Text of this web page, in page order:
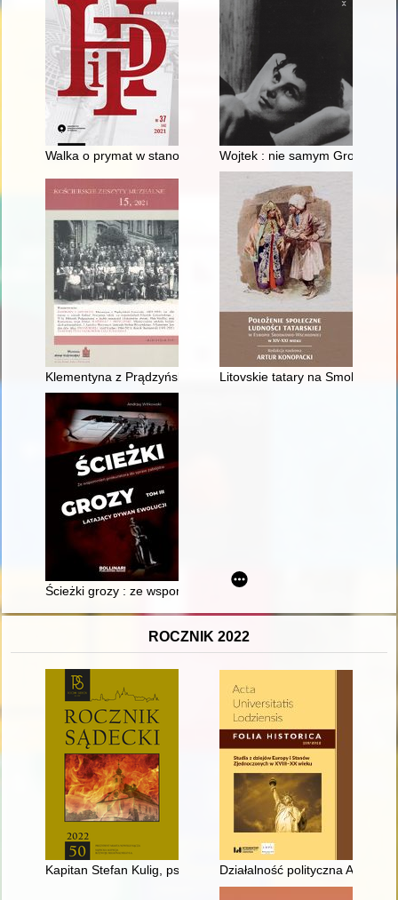
Walka o prymat w stanowieniu prawa między Izbą Lordów a
Wojtek : nie samym
Klementyna z Prądzyńskich Łaszewska (1822-1895)
Litovskie tatary na Smolenŝine
Ścieżki grozy : ze wspomnień prokuratora do spraw zabójstw.
ROCZNIK 2022
Kapitan Stefan Kulig, ps. "Gorol", "Wicher" (1926-2022)
Działalność polityczna